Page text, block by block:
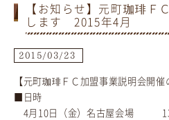
【お知らせ】元町珈琲Ｆ
します 2015年4月
2015/03/23
【元町珈琲ＦＣ加盟事業説明会開催
■日時
4月10日（金）名古屋会場 13